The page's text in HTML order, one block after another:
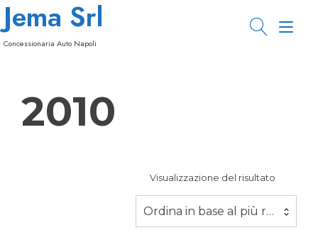
Passa
contenuto
Jema Srl
Concessionaria Auto Napoli
2010
Visualizzazione del risultato
Ordina in base al più recente